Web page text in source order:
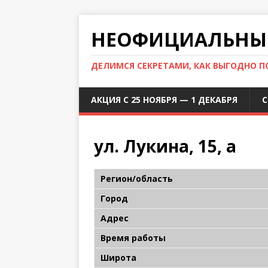
ДЕЛИМСЯ СЕКРЕТАМИ, КАК ВЫГОДНО
АКЦИЯ С 25 НОЯБРЯ — 1 ДЕКАБРЯ
ул. Лукина, 15, а
Регион/область
Город
Адрес
Время работы
Широта